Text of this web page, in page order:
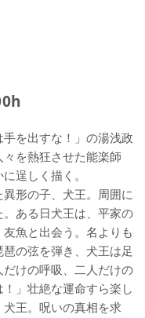
手を出すな！」の湯浅政
を熱狂させた能楽師
逞しく描く。
形の子、犬王。周囲に
ある日犬王は、平家の
魚と出会う。名よりも
の弦を弾き、犬王は足
けの呼吸、二人だけの
」壮絶な運命すら楽し
王。呪いの真相を求